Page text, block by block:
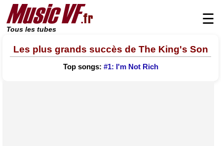
Tous les tubes
☰
Les plus grands succès de The King's Son
Top songs: #1: I'm Not Rich